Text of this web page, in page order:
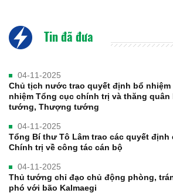
Tin đã đưa
04-11-2025
Chủ tịch nước trao quyết định bổ nhiệm
nhiệm Tổng cục chính trị và thăng quân
tướng, Thượng tướng
04-11-2025
Tổng Bí thư Tô Lâm trao các quyết định
Chính trị về công tác cán bộ
04-11-2025
Thủ tướng chỉ đạo chủ động phòng,
phó với bão Kalmaegi